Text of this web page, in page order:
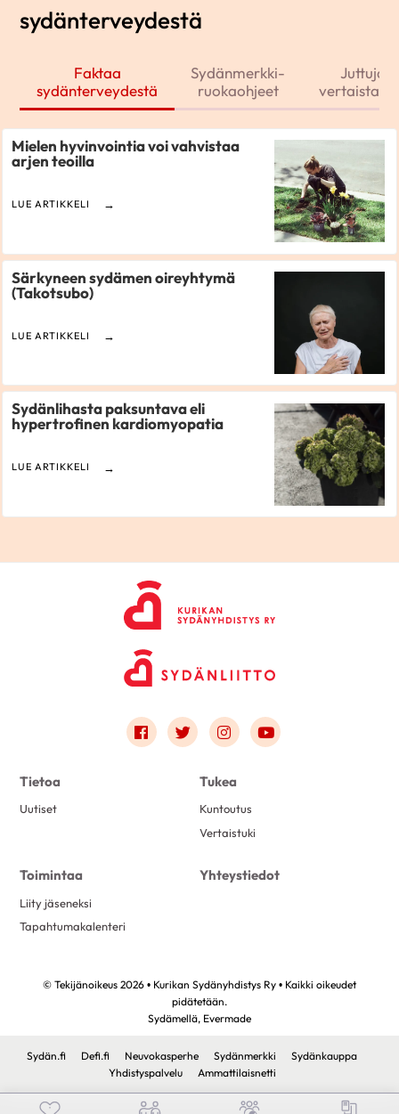
sydänterveydestä
Faktaa
sydänterveydestä
Sydänmerkki-
ruokaohjeet
Juttuja
Mielen hyvinvointia voi vahvistaa
arjen teoilla
LUE ARTIKKELI
Särkyneen sydämen oireyhtymä
(Takotsubo)
LUE ARTIKKELI
Sydänlihasta paksuntava eli
hypertrofinen kardiomyopatia
LUE ARTIKKELI
Link to facebook
Link to twitter
Link to instagram
Link to youtube
Tietoa
Uutiset
Tukea
Kuntoutus
Vertaistuki
Toimintaa
Liity jäseneksi
Tapahtumakalenteri
Yhteystiedot
© Tekijänoikeus 2026 • Kurikan Sydänyhdistys Ry • Kaikki oikeudet
pidätetään.
Sydämellä, Evermade
Sydän.fi Defi.fi Neuvokasperhe Sydänmerkki
Sydänkauppa
Yhdistyspalvelu
Ammattilaisnetti